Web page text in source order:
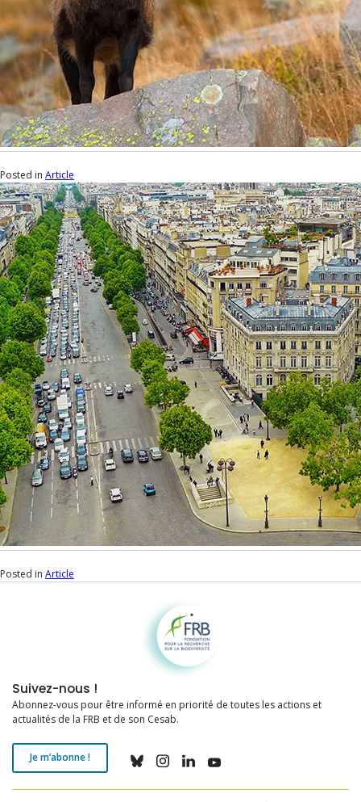
Posted in Article
Posted in Article
Fondation pour la recherche sur la biodiversité
Suivez-nous !
Abonnez-vous pour être informé en priorité de toutes les actions et
actualités de la FRB et de son Cesab.
Je m’abonne !